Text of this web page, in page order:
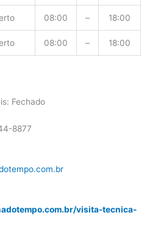
08:00 – 18:00
08:00 – 18:00
Fechado
8877
visita-tecnica-